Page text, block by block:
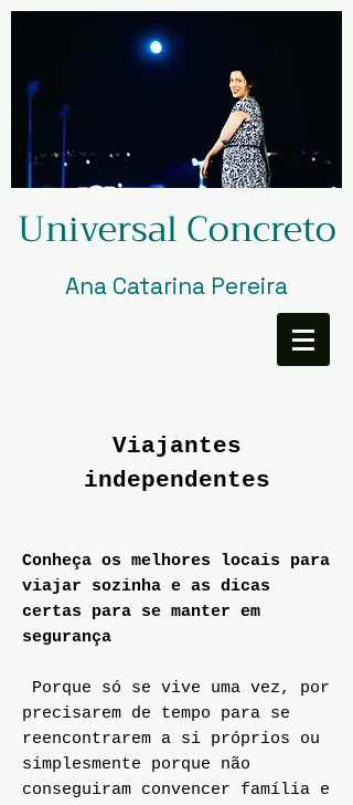
Universal Concreto
Ana Catarina Pereira
Viajantes
independentes
Conheça os melhores locais para
viajar sozinha e as dicas
certas para se manter em
segurança
Porque só se vive uma vez, por
precisarem de tempo para se
reencontrarem a si próprios ou
simplesmente porque não
conseguiram convencer família e